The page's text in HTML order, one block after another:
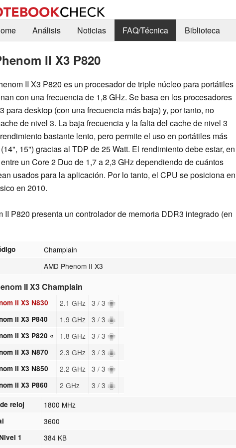
Análisis Noticias FAQ/Técnica Biblioteca
II X3 P820
II X3 P820 es un procesador de triple núcleo para portátiles
con una frecuencia de 1,8 GHz. Se basa en los procesadores
para desktop (con una frecuencia más baja) y, por tanto, no
de nivel 3. La baja frecuencia y la falta del cache de nivel 3
bastante lento, pero permite el uso en portátiles más
15") gracias al TDP de 25 Watt. El rendimiento debe estar, en
un Core 2 Duo de 1,7 a 2,3 GHz dependiendo de cuántos
usados para la aplicación. Por lo tanto, el CPU se posiciona en
en 2010.
II P820 presenta un controlador de memoria DDR3 integrado (en
Champlain
AMD Phenom II X3
II X3 Champlain
II X3 N830 2.1 GHz 3 / 3
II X3 P840 1.9 GHz 3 / 3
II X3 P820 « 1.8 GHz 3 / 3
II X3 N870 2.3 GHz 3 / 3
II X3 N850 2.2 GHz 3 / 3
II X3 P860 2 GHz 3 / 3
reloj 1800 MHz
3600
1 384 KB